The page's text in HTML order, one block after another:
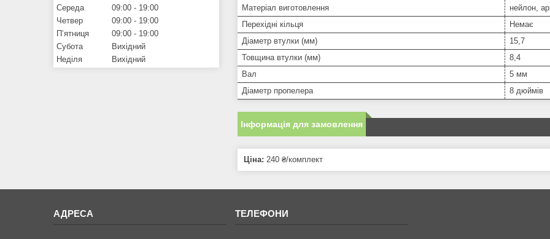
Матеріал виготовлення
нейлон,
Перехідні кільця
Немає
Діаметр втулки (мм)
15,7
Товщина втулки (мм)
8,4
Вал
5 мм
Діаметр пропелера
8 дюймів
Інформація для замовлення
Ціна: 240 ₴/комплект
Середа
09:00
19:00
Четвер
09:00
19:00
Пʼятниця
09:00
19:00
Субота
Вихідний
Неділя
Вихідний